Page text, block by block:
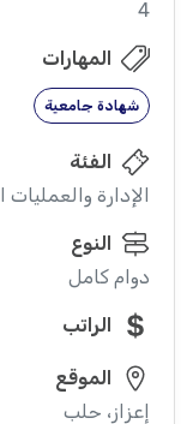
4
المهارات
شهادة جامعية
الفئة
الإدارة والعمليات
النوع
دوام كامل
الراتب
الموقع
إعزاز، حلب